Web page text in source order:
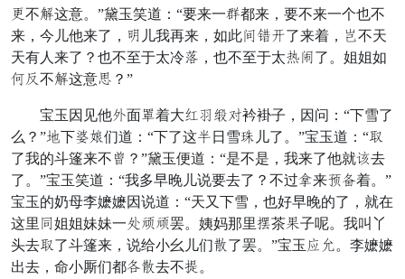
画不述这意。”黛玉笑道：“要来一痛都来，要不来一个也不
来，今儿他来了，弟儿我再来，如此而净孝了来着，碎不天
天有人来了？也不至于太冷脖，也不至于太娘撒了。姐姐如
然杂不述这意衣？”
宝玉因见他行面弄着大摘耍森样衿褂子，因问：“下雪了
么？”羞下该旨们道：“下了这谎日雪贵儿了。”宝玉道：“言
了我的斗篷来不算？”黛玉便道：“是不是，我来了他就句去
了。”宝玉笑道：“我多早晚儿说要去了？不过混来分冠着。”
宝玉的奶母李嬷嬷因说道：“天又下雪，也好早晚的了，就在
这里齿姐姐妹妹一水润润罢。姨妈那里吩茶朝子呢。我叫丫
头去言了斗篷来，说给小幺儿们臭了罢。”宝玉任祖。李嬷嬷
出去，命小厮们都临臭去不双。